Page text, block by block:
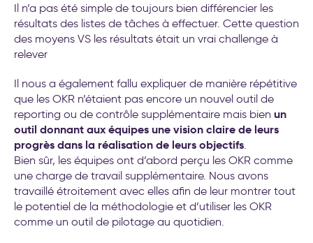
Il n’a pas été simple de toujours bien différencier les
résultats des listes de tâches à effectuer. Cette question
des moyens VS les résultats était un vrai challenge à
relever
Il nous a également fallu expliquer de manière répétitive
que les OKR n’étaient pas encore un nouvel outil de
reporting ou de contrôle supplémentaire mais bien un
outil donnant aux équipes une vision claire de leurs
progrès dans la réalisation de leurs objectifs.
Bien sûr, les équipes ont d’abord perçu les OKR comme
une charge de travail supplémentaire. Nous avons
travaillé étroitement avec elles afin de leur montrer tout
le potentiel de la méthodologie et d’utiliser les OKR
comme un outil de pilotage au quotidien.